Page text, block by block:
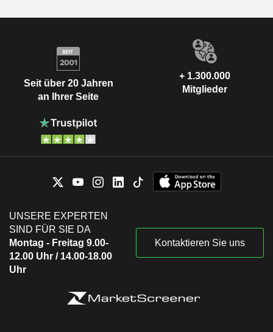
Seit über 20 Jahren
an Ihrer Seite
+ 1.300.000
Mitglieder
UNSERE EXPERTEN
SIND FÜR SIE DA
Montag - Freitag 9.00-
12.00 Uhr / 14.00-18.00
Uhr
Kontaktieren Sie uns